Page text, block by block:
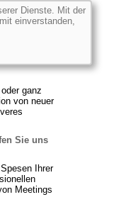
ganz
von neuer
Sie uns
Ihrer
Meetings
Dienste. Mit der
einverstanden,